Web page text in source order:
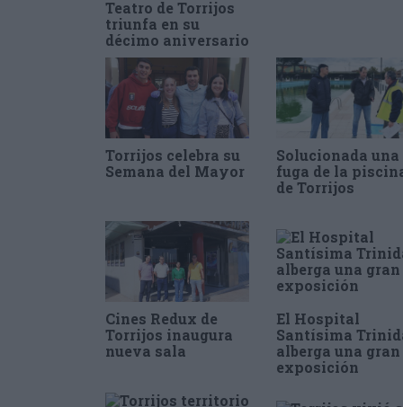
Teatro de Torrijos
triunfa en su
décimo aniversario
Torrijos celebra su
Semana del Mayor
Solucionada una
fuga de la
de Torrijos
Cines Redux de
Torrijos inaugura
nueva sala
El Hospital
Santísima
alberga una gran
exposición